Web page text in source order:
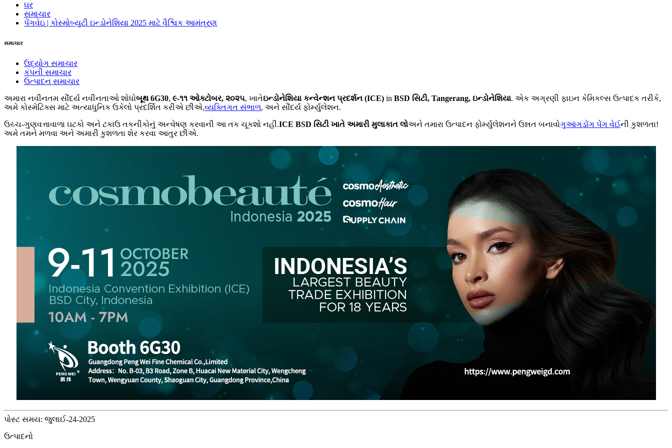
ઘર
સમાચાર
પેંગવેઇ | ‌‌કોસ્મોબ્યુટી ઇન્ડોનેશિયા 2025 માટે વૈશ્વિક આમંત્રણ
સમાચાર
ઉદ્યોગ સમાચાર
કંપની સમાચાર
ઉત્પાદન સમાચાર
અમારા નવીનતમ સૌંદર્ય નવીનતાઓ શોધોબૂથ 6G30, ૯-૧૧ ઓક્ટોબર, ૨૦૨૫, ખાતેઇન્ડોનેશિયા કન્વેન્શન પ્રદર્શન (ICE) in BSD સિટી, Tangerang, ઇન્ડોનેશિયા. એક અગ્રણી ફાઇન કેમિકલ્સ ઉત્પાદક તરીકે,
અમે કોસ્મેટિક્સ માટે અત્યાધુનિક ઉકેલો પ્રદર્શિત કરીએ છીએ,વ્યક્તિગત સંભાળ, અને સૌંદર્ય ફોર્મ્યુલેશન.
ઉચ્ચ-ગુણવત્તાવાળા ઘટકો અને ટકાઉ તકનીકોનું અન્વેષણ કરવાની આ તક ચૂકશો નહીં.ICE BSD સિટી ખાતે અમારી મુલાકાત લોઅને તમારા ઉત્પાદન ફોર્મ્યુલેશનને ઉન્નત બનાવોગુઆંગડોંગ પેંગ વેઈની કુશળતા!
અમે તમને મળવા અને અમારી કુશળતા શેર કરવા આતુર છીએ.
પોસ્ટ સમય: જુલાઈ-24-2025
ઉત્પાદનો